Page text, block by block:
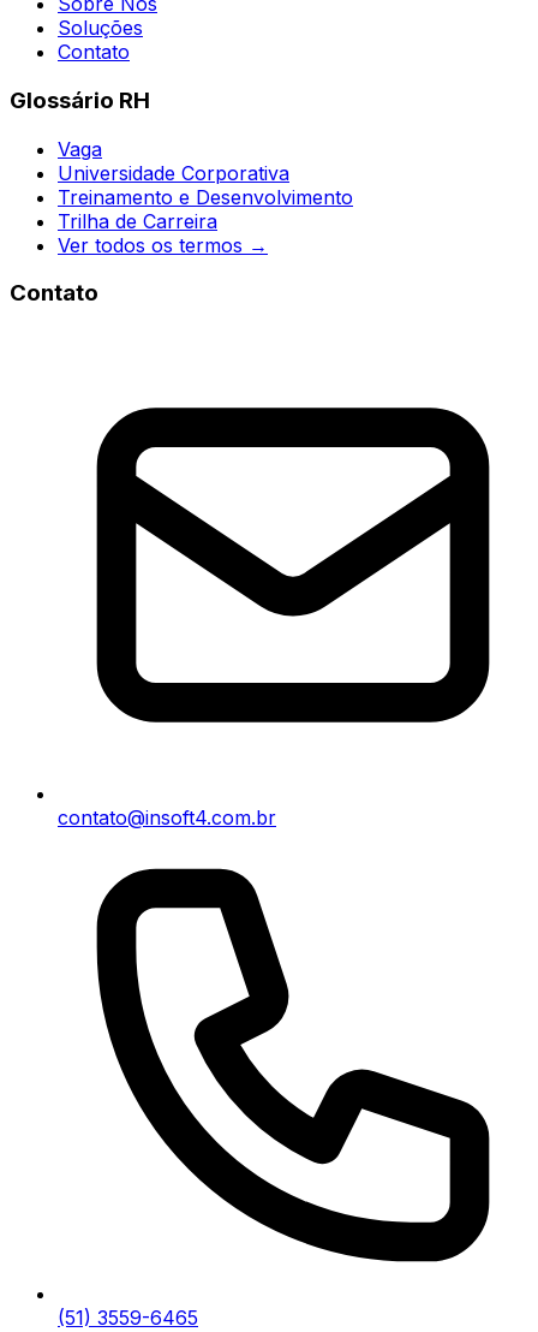
Soluções
Contato
Glossário RH
Vaga
Universidade Corporativa
Treinamento e Desenvolvimento
Trilha de Carreira
Ver todos os termos →
Contato
contato@insoft4.com.br
(51) 3559-6465